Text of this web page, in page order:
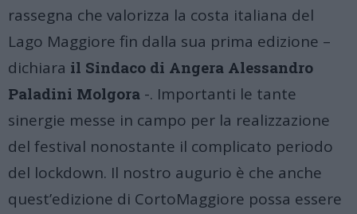
rassegna che valorizza la costa italiana del
Lago Maggiore fin dalla sua prima edizione –
dichiara il Sindaco di Angera Alessandro
Paladini Molgora -. Importanti le tante
sinergie messe in campo per la realizzazione
del festival nonostante il complicato periodo
del lockdown. Il nostro augurio è che anche
quest’edizione di CortoMaggiore possa essere